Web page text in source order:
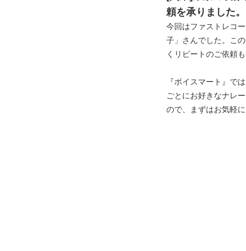
頼を承りました。
今回はファストレコ
子」さんでした。こ
くリピートのご依頼
『ボイスマート』で
ごとにお好きなナレ
ので、まずはお気軽